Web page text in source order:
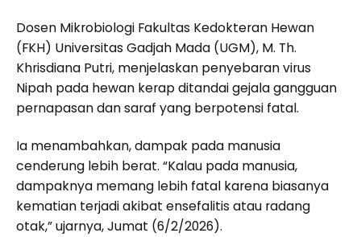
Dosen Mikrobiologi Fakultas Kedokteran Hewan
(FKH) Universitas Gadjah Mada (UGM), M. Th.
Khrisdiana Putri, menjelaskan penyebaran virus
Nipah pada hewan kerap ditandai gejala gangguan
pernapasan dan saraf yang berpotensi fatal.
Ia menambahkan, dampak pada manusia
cenderung lebih berat. “Kalau pada manusia,
dampaknya memang lebih fatal karena biasanya
kematian terjadi akibat ensefalitis atau radang
otak,” ujarnya, Jumat (6/2/2026).